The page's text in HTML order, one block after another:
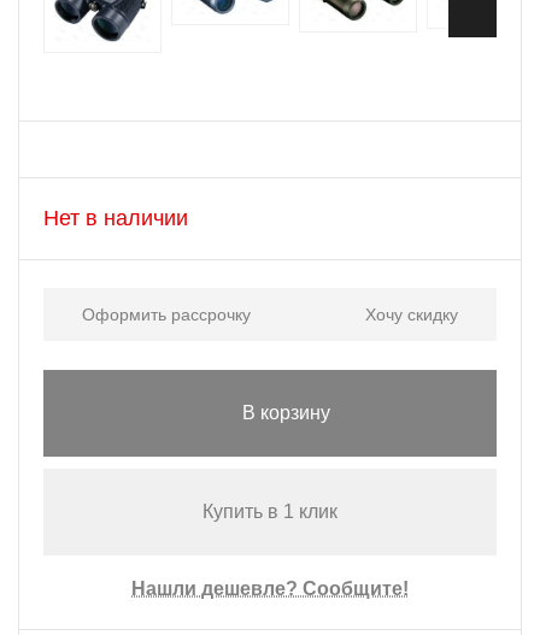
Нет в наличии
Оформить рассрочку Хочу скидку
В корзину
Купить в 1 клик
Нашли дешевле? Сообщите!